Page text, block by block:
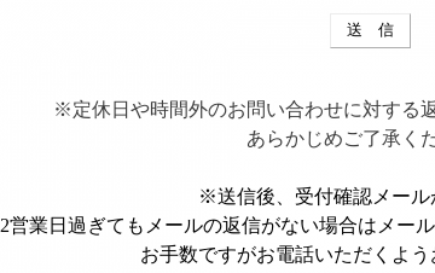
※定休日や時間外のお問い合わせに対する
あらかじめご了承く
※送信後、受付確認メール
2営業日過ぎてもメールの返信がない場合はメー
お手数ですがお電話いただくよう